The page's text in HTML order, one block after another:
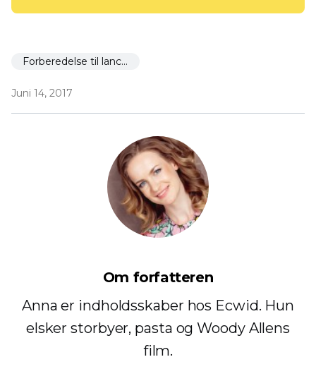
Forberedelse til lancering
Juni 14, 2017
Om forfatteren
Anna er indholdsskaber hos Ecwid. Hun
elsker storbyer, pasta og Woody Allens
film.